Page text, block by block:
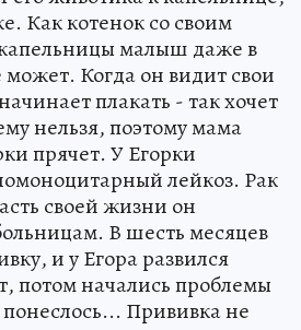
Как котенок со своим
малыш даже в
Когда он видит свои
плакать - так хочет
нельзя, поэтому мама
прячет. У Егорки
лейкоз. Рак
своей жизни он
В шесть месяцев
и у Егора развился
потом начались проблемы
Прививка не